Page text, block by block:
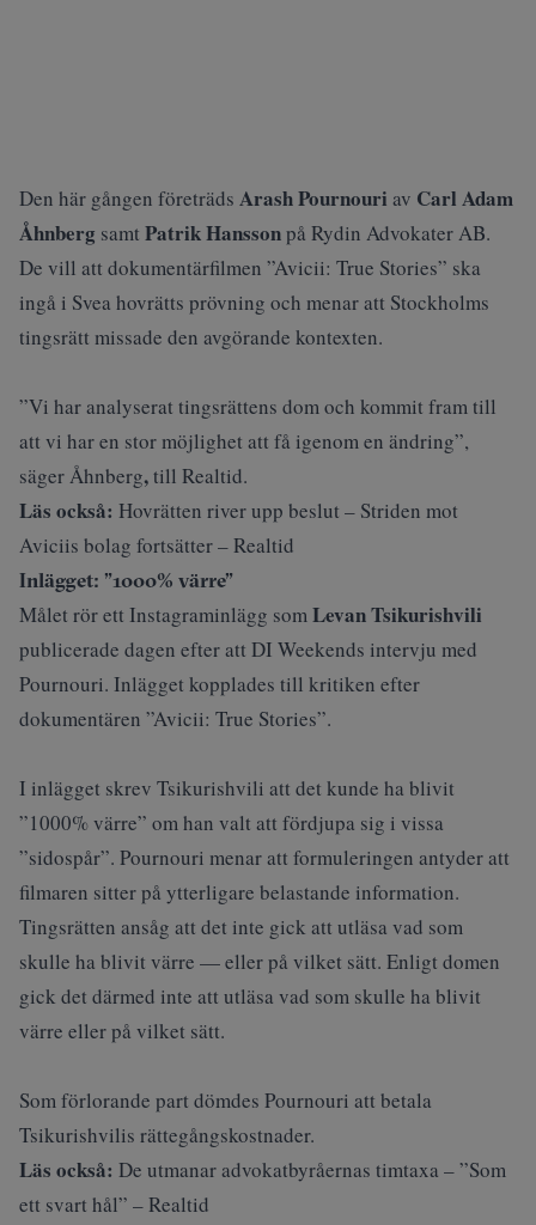
Den här gången företräds Arash Pournouri av Carl Adam
Åhnberg samt Patrik Hanssonpå Rydin Advokater AB.
De vill att dokumentärfilmen ”Avicii: True Stories” ska
ingå i Svea hovrätts prövning och menar att Stockholms
tingsrätt missade den avgörande kontexten.
”Vi har analyserat tingsrättens dom och kommit fram till
att vi har en stor möjlighet att få igenom en ändring”,
säger Åhnberg,till Realtid.
Läs också: Hovrätten river upp beslut – Striden mot
Aviciis bolag fortsätter – Realtid
Inlägget: ”1000% värre”
Målet rör ett Instagraminlägg somLevan Tsikurishvili
publicerade dagen efter att DI Weekends intervju med
Pournouri. Inlägget kopplades till kritiken efter
dokumentären ”Avicii: True Stories”.
I inlägget skrev Tsikurishvili att det kunde ha blivit
”1000% värre” om han valt att fördjupa sig i vissa
”sidospår”. Pournouri menar att formuleringen antyder att
filmaren sitter på ytterligare belastande information.
Tingsrätten ansåg att det inte gick att utläsa vad som
skulle ha blivit värre — eller på vilket sätt. Enligt domen
gick det därmed inte att utläsa vad som skulle ha blivit
värre eller på vilket sätt.
Som förlorande part dömdes Pournouri att betala
Tsikurishvilis rättegångskostnader.
Läs också: De utmanar advokatbyråernas timtaxa – ”Som
ett svart hål” – Realtid